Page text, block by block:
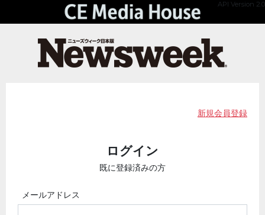
API Version 2.0
新規会員登録
ログイン
既に登録済みの方
メールアドレス